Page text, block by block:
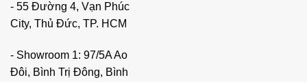
- 55 Đường 4, Vạn Phúc
City, Thủ Đức, TP. HCM
- Showroom 1: 97/5A Ao
Đôi, Bình Trị Đông, Bình